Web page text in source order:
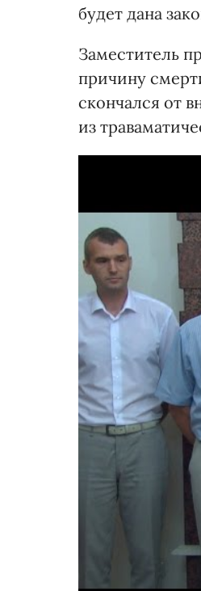
будет дана
Заместитель
причину
скончался от
из